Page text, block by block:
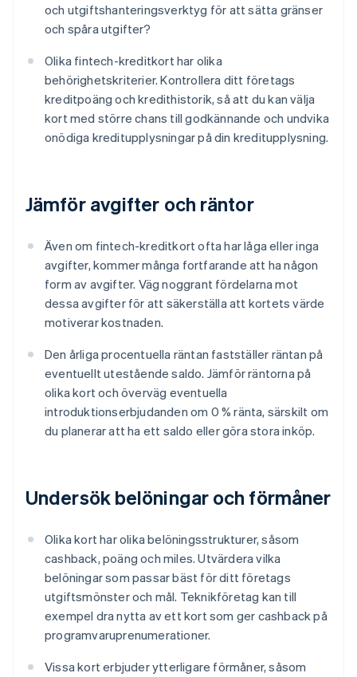
och utgiftshanteringsverktyg för att sätta gränser
och spåra utgifter?
Olika fintech-kreditkort har olika
behörighetskriterier. Kontrollera ditt företags
kreditpoäng och kredithistorik, så att du kan välja
kort med större chans till godkännande och undvika
onödiga kreditupplysningar på din kreditupplysning.
Jämför avgifter och räntor
Även om fintech-kreditkort ofta har låga eller inga
avgifter, kommer många fortfarande att ha någon
form av avgifter. Väg noggrant fördelarna mot
dessa avgifter för att säkerställa att kortets värde
motiverar kostnaden.
Den årliga procentuella räntan fastställer räntan på
eventuellt utestående saldo. Jämför räntorna på
olika kort och överväg eventuella
introduktionserbjudanden om 0 % ränta, särskilt om
du planerar att ha ett saldo eller göra stora inköp.
Undersök belöningar och förmåner
Olika kort har olika belöningsstrukturer, såsom
cashback, poäng och miles. Utvärdera vilka
belöningar som passar bäst för ditt företags
utgiftsmönster och mål. Teknikföretag kan till
exempel dra nytta av ett kort som ger cashback på
programvaruprenumerationer.
Vissa kort erbjuder ytterligare förmåner, såsom